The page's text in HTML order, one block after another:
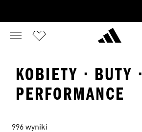
KOBIETY · BUTY ·
PERFORMANCE
996 wyniki